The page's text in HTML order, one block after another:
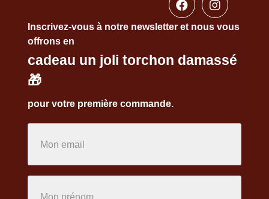
Inscrivez-vous à notre newsletter et nous vous
offrons en
cadeau un joli torchon damassé
🎁
pour votre première commande.